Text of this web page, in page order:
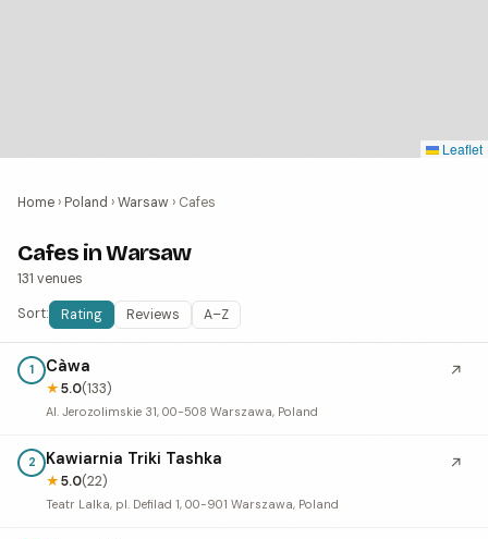
Home › Poland ›Warsaw › Cafes
Cafes in Warsaw
131 venues
Sort: Rating Reviews A–Z
1 Càwa
★5.0(133)
Al. Jerozolimskie 31, 00-508 Warszawa, Poland
↗
2 Kawiarnia Triki Tashka
★5.0(22)
Teatr Lalka, pl. Defilad 1, 00-901 Warszawa, Poland
↗
Leaflet